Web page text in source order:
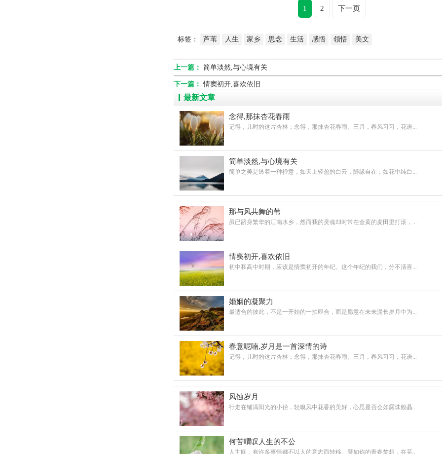
1 2 下一页
标签： 芦苇 人生 家乡 思念 生活 感悟 领悟 美文
上一篇： 简单淡然,与心境有关
下一篇： 情窦初开,喜欢依旧
最新文章
念得,那抹杏花春雨
记得，儿时的这片杏林；念得，那抹杏花春雨。三月，春风习习，花语...
简单淡然,与心境有关
简单之美是透着一种禅意，如天上轻盈的白云，随缘自在；如花中纯白...
那与风共舞的苇
虽已跻身繁华的江南水乡，然而我的灵魂却时常在金黄的麦田里打滚，...
情窦初开,喜欢依旧
初中和高中时期，应该是情窦初开的年纪。这个年纪的我们，分不清喜...
婚姻的凝聚力
最适合的彼此，不是一开始的一拍即合，而是愿意在未来漫长岁月中为...
春意呢喃,岁月是一首深情的诗
记得，儿时的这片杏林；念得，那抹杏花春雨。三月，春风习习，花语...
风蚀岁月
行走在铺满阳光的小径，轻嗅风中花香的美好，心思是否会如露珠般晶...
何苦喟叹人生的不公
人世间，有许多事情都不以人的意志而转移。譬如你的青春梦想，在芜...